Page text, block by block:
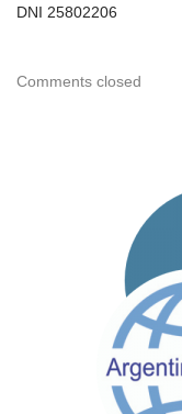
DNI 25802206
Comments closed